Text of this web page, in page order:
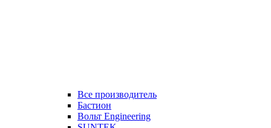
Все производитель
Бастион
Вольт Engineering